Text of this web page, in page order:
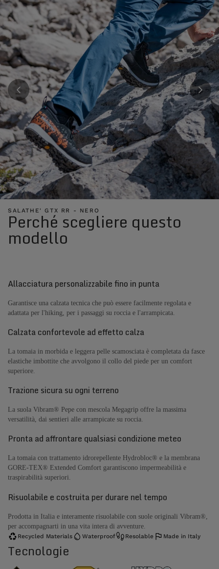
SALATHE' GTX RR - NERO
Perché scegliere questo
modello
Allacciatura personalizzabile fino in punta
Garantisce una calzata tecnica che può essere facilmente regolata e
adattata per l'hiking, per i passaggi su roccia e l'arrampicata.
Calzata confortevole ad effetto calza
La tomaia in morbida e leggera pelle scamosciata è completata da fasce
elastiche imbottite che avvolgono il collo del piede per un comfort
superiore.
Trazione sicura su ogni terreno
La suola Vibram® Pepe con mescola Megagrip offre la massima
versatilità, dai sentieri alle arrampicate su roccia.
Pronta ad affrontare qualsiasi condizione meteo
La tomaia con trattamento idrorepellente Hydrobloc® e la membrana
GORE-TEX® Extended Comfort garantiscono impermeabilità e
traspirabilità superiori.
Risuolabile e costruita per durare nel tempo
Prodotta in Italia e interamente risuolabile con suole originali Vibram®,
per accompagnarti in una vita intera di avventure.
Recycled Materials Waterproof Resolable Made in Italy
Tecnologie